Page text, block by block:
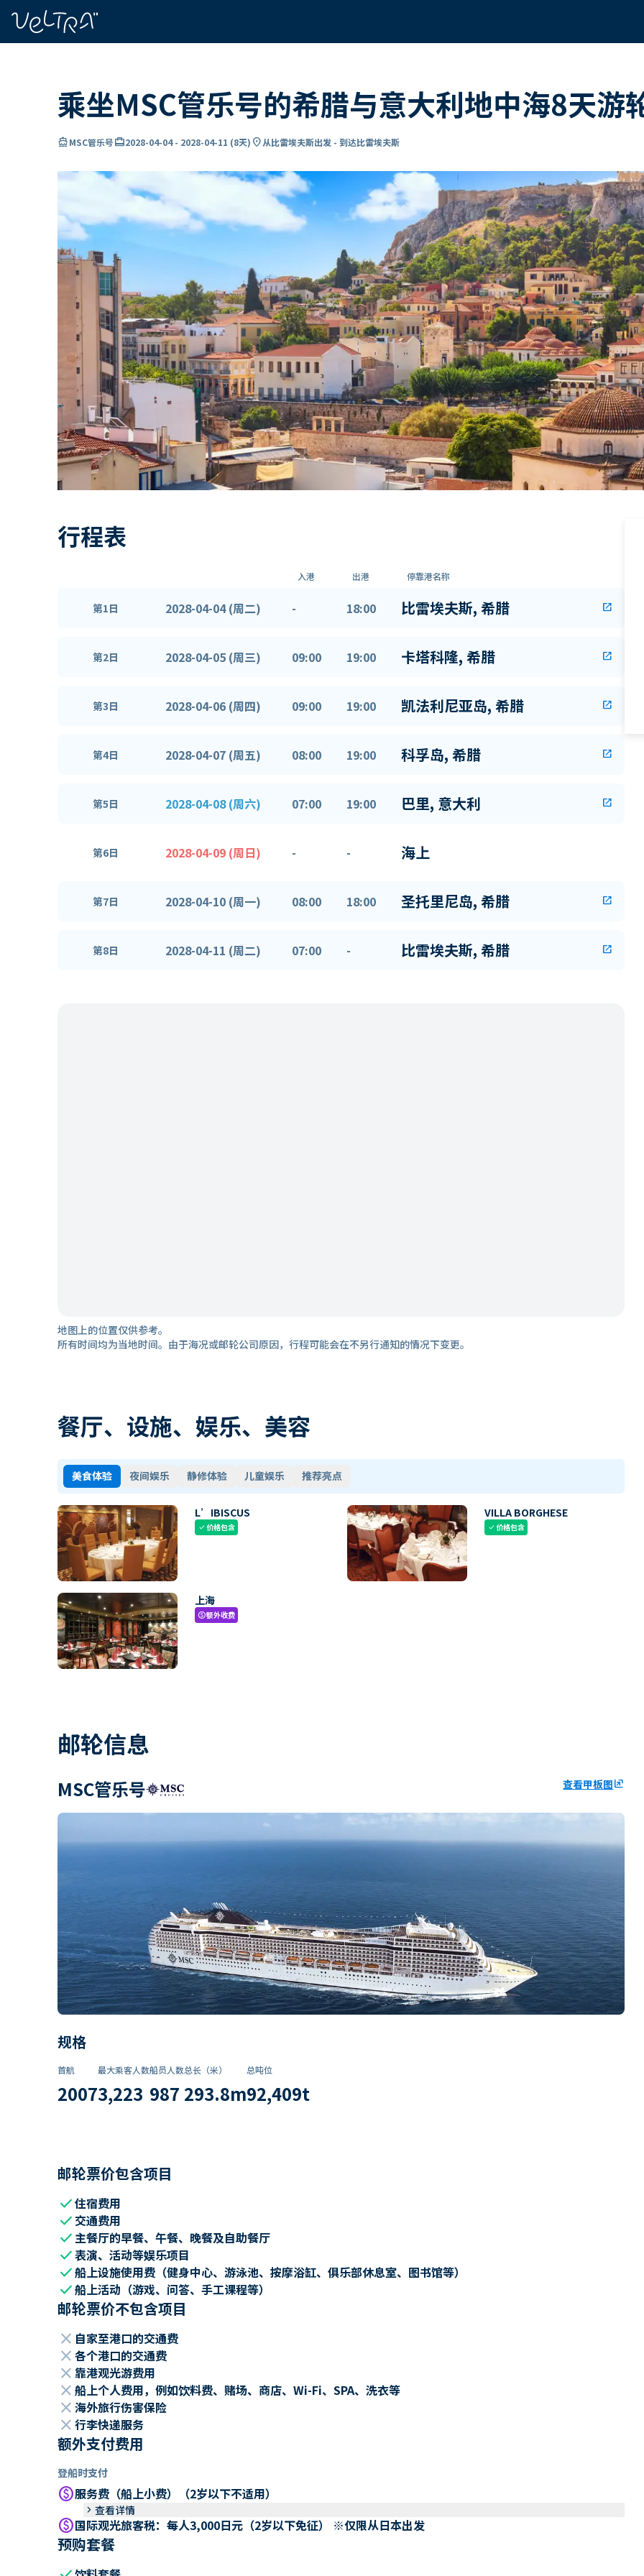
乘坐MSC管乐号的希腊与意大利地中海8天游
directions_boatMSC管乐号card_travel2028-04-04- 2028-04-11 (8天) location_on从比雷埃夫斯出发 - 到达比雷埃夫斯
行程表
入港 出港 停靠港名称
第1日 2028-04-04 (周二) - 18:00 比雷埃夫斯, 希腊 open_in_new
第2日 2028-04-05 (周三) 09:00 19:00 卡塔科隆, 希腊 open_in_new
第3日 2028-04-06 (周四) 09:00 19:00 凯法利尼亚岛, 希腊 open_in_new
第4日 2028-04-07 (周五) 08:00 19:00 科孚岛, 希腊 open_in_new
第5日 2028-04-08 (周六) 07:00 19:00 巴里, 意大利 open_in_new
第6日 2028-04-09 (周日) - - 海上
第7日 2028-04-10 (周一) 08:00 18:00 圣托里尼岛, 希腊 open_in_new
第8日 2028-04-11 (周二) 07:00 - 比雷埃夫斯, 希腊 open_in_new
地图上的位置仅供参考。
所有时间均为当地时间。由于海况或邮轮公司原因，行程可能会在不另行通知的情况下变更。
餐厅、设施、娱乐、美容
美食体验 夜间娱乐 静修体验 儿童娱乐 推荐亮点
L’IBISCUS
check价格包含
VILLA BORGHESE
check价格包含
上海
paid额外收费
邮轮信息
MSC管乐号 查看甲板图ungroup
规格
首航
2007
最大乘客人数
3,223
船员人数
987
总长（米）
293.8m
总吨位
92,409t
邮轮票价包含项目
check住宿费用
check 交通费用
check主餐厅的早餐、午餐、晚餐及自助餐厅
check表演、活动等娱乐项目
check船上设施使用费（健身中心、游泳池、按摩浴缸、俱乐部休息室、图书馆等）
check船上活动（游戏、问答、手工课程等）
邮轮票价不包含项目
close 自家至港口的交通费
close 各个港口的交通费
close 靠港观光游费用
close 船上个人费用，例如饮料费、赌场、商店、Wi-Fi、SPA、洗衣等
close 海外旅行伤害保险
close 行李快递服务
额外支付费用
登船时支付
paid服务费（船上小费）（2岁以下不适用）
keyboard_arrow_right 查看详情
paid国际观光旅客税：每人3,000日元（2岁以下免征） ※仅限从日本出发
预购套餐